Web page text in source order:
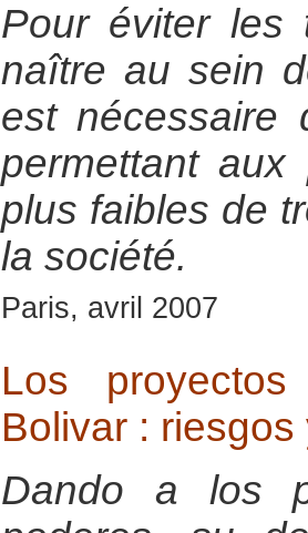
Pour éviter les
naître au sein
est nécessaire
permettant
plus faibles de
la société.
Paris, avril 2007
Los
Bolivar :
Dando a los